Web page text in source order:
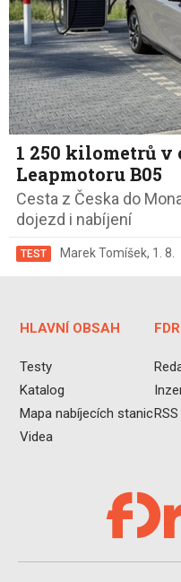
1 250 kilometrů
Leapmotoru B05
Cesta z Česka do
dojezd i nabíjení
TEST Marek Tomíšek, 1. 8.
HLAVNÍ OBSAH
Testy
Katalog
Mapa nabíjecích stanic
Videa